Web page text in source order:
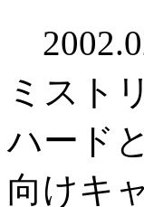
ミスト
ハード
向けキ